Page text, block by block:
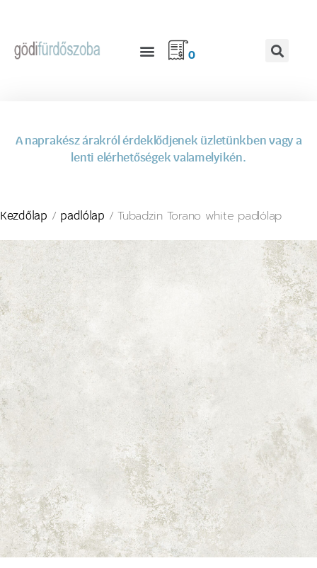
0
A naprakész árakról érdeklődjenek üzletünkben vagy a
lenti elérhetőségek valamelyikén.
Kezdőlap / padlólap / Tubadzin Torano white padlólap